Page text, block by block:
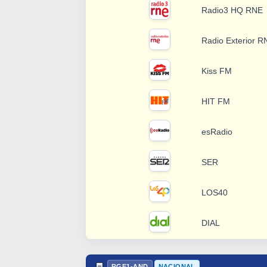
Radio3 HQ RNE
Radio Exterior
Kiss FM
HIT FM
esRadio
SER
LOS40
DIAL